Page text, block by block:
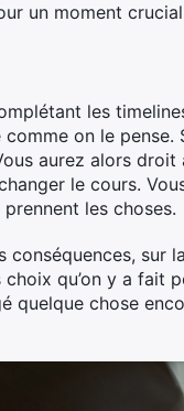
un moment
les
on le pense.
aurez alors
le cours.
les choses.
conséquences, sur
qu’on y a fait
quelque chose